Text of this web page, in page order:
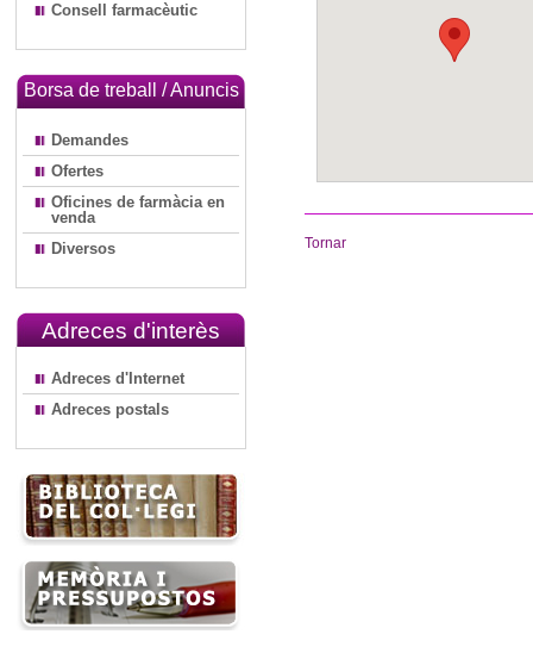
Consell farmacèutic
Borsa de treball / Anuncis
Demandes
Ofertes
Oficines de farmàcia en
venda
Diversos
Adreces d'interès
Adreces d'Internet
Adreces postals
Tornar